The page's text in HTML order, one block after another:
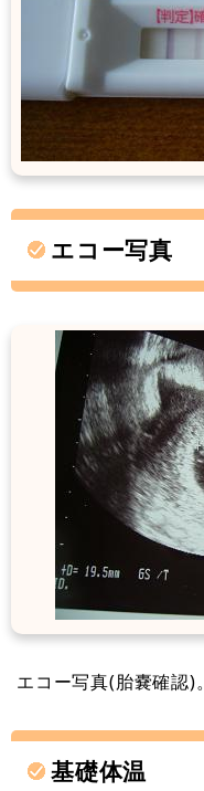
エコー写真
エコー写真(胎嚢確認)。
基礎体温